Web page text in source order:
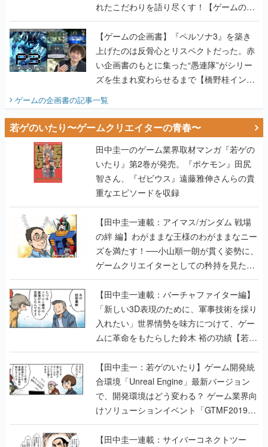
れたこだわりを語り尽くす！【ゲームの企
画書】
【ゲームの企画書】『ペルソナ3』を築き
上げたのは反骨心とリスペクトだった。赤
い企画書のもとに集った“愚連隊”がシリー
ズを生まれ変わらせるまで【橋野桂インタ
ビュー】
ゲームの企画書の記事一覧
若ゲのいたり〜ゲームクリエイターの青春〜
田中圭一のゲーム業界取材マンガ『若ゲの
いたり』第2巻が発売。『ポケモン』田尻
智さん、『ゼビウス』遠藤雅伸さんらの貴
重なエピソードを収録
【田中圭一連載：アイマス/ガンダム 戦場
の絆 編】わがままな王様のわがままなニー
ズを満たす！──小山順一朗が貫く姿勢に、
ゲームクリエイターとしての矜持を見た
【若ゲのいたり最終回】
【田中圭一連載：バーチャファイター編】
「新しい3D表現のために、軍事技術を採り
入れたい」世界情勢を味方につけて、ゲー
ムに革命をもたらした鈴木 裕の功績【若ゲ
のいたり】
【田中圭一：若ゲのいたり】ゲーム開発統
合環境「Unreal Engine」最新バージョン
で、開発環境はどう変わる？ ゲーム業界向
けソリューションイベント「GTMF2019」
に行って、より理解を深めよう【PR】
【田中圭一連載：サイバーコネクトツー